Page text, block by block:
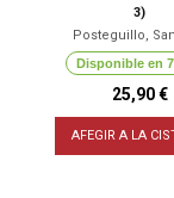
3)
Posteguillo,
Disponible en
25,90 €
AFEGIR A LA